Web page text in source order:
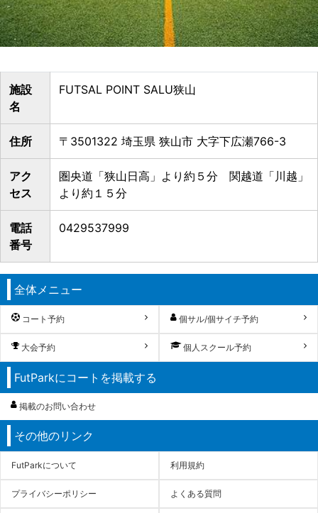
施設
名
FUTSAL POINT SALU狭山
住所 〒3501322 埼玉県 狭山市 大字下広瀬766-3
アク
セス
圏央道「狭山日高」より約５分 関越道「川越」
より約１５分
電話
番号
0429537999
全体メニュー
コート予約 個サル/個サイチ予約
大会予約 個人スクール予約
FutParkにコートを掲載する
掲載のお問い合わせ
その他のリンク
FutParkについて 利用規約
プライバシーポリシー よくある質問